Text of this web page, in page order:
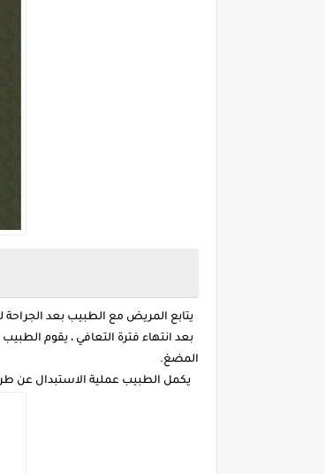
يتابع المريض مع الطبيب بعد
بعد انتهاء فترة التعافي ، يقوم
المضغ.
يكمل الطبيب عملية الاستبدال عن